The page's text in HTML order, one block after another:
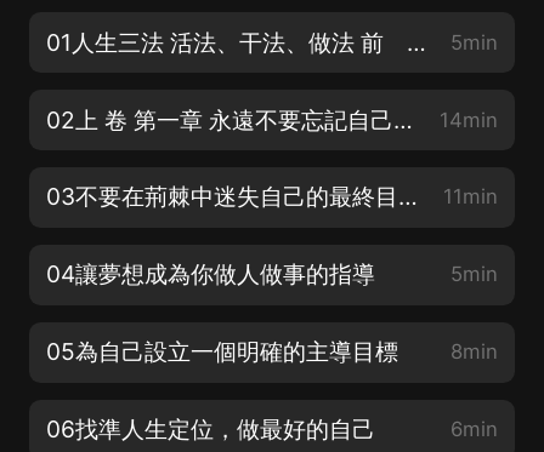
01人生三法 活法、干法、做法 前 言 5min
02上 卷 第一章 永遠不要忘記自己的夢 夢想是成功者的必備行囊 14min
03不要在荊棘中迷失自己的最終目標 11min
04讓夢想成為你做人做事的指導 5min
05為自己設立一個明確的主導目標 8min
06找準人生定位，做最好的自己 6min